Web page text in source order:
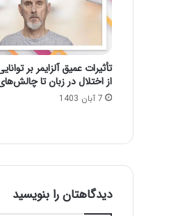
تأثیرات عمیق آلزایمر بر
از اختلال در زبان تا
7 آبان 1403
دیدگاهتان را بنویسید